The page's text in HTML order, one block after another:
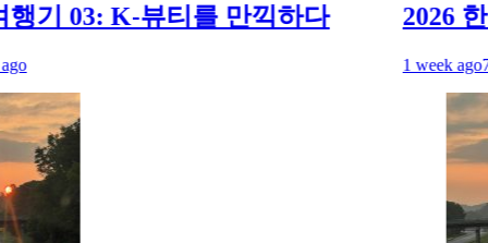
기 03: K-뷰티를 만끽하다 2026 한
1 week ago7